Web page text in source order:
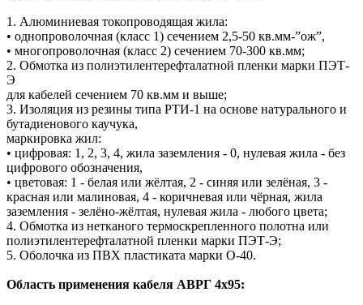
1. Алюминиевая токопроводящая жила:
• однопроволочная (класс 1) сечением 2,5-50 кв.мм-”ож”,
• многопроволочная (класс 2) сечением 70-300 кв.мм;
2. Обмотка из полиэтилентерефталатной пленки марки ПЭТ-
Э
для кабелей сечением 70 кв.мм и выше;
3. Изоляция из резины типа РТИ-1 на основе натурального и
бутадиенового каучука,
маркировка жил:
• цифровая: 1, 2, 3, 4, жила заземления - 0, нулевая жила - без
цифрового обозначения,
• цветовая: 1 - белая или жёлтая, 2 - синяя или зелёная, 3 -
красная или малиновая, 4 - коричневая или чёрная, жила
заземления - зелёно-жёлтая, нулевая жила - любого цвета;
4. Обмотка из нетканого термоскрепленного полотна или
полиэтилентерефталатной пленки марки ПЭТ-Э;
5. Оболочка из ПВХ пластиката марки О-40.
Область применения кабеля АВРГ 4х95: